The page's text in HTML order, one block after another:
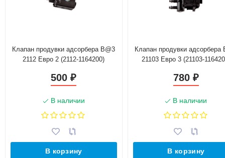
Клапан продувки адсорбера B@3
2112 Евро 2 (2112-1164200)
500₽
В наличии
В корзину
Клапан продувки адсорбера
21103 Евро 3 (21103-
780 ₽
В наличии
В корзину